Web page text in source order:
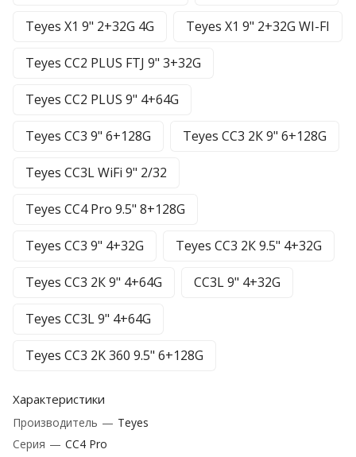
Teyes X1 9" 2+32G 4G Teyes X1 9" 2+32G WI-FI
Teyes CC2 PLUS FTJ 9" 3+32G
Teyes CC2 PLUS 9" 4+64G
Teyes CC3 9" 6+128G Teyes CC3 2К 9" 6+128G
Teyes CC3L WiFi 9" 2/32
Teyes CC4 Pro 9.5" 8+128G
Teyes CC3 9" 4+32G Teyes CC3 2К 9.5" 4+32G
Teyes CC3 2К 9" 4+64G CC3L 9" 4+32G
Teyes CC3L 9" 4+64G
Teyes CC3 2K 360 9.5" 6+128G
Характеристики
Производитель — Teyes
Серия — CC4 Pro